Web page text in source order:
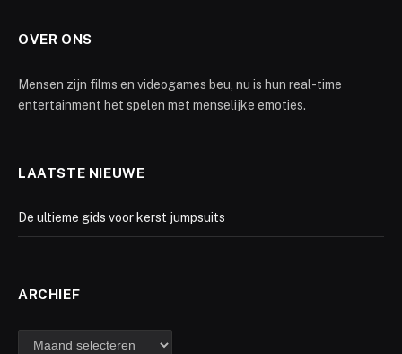
OVER ONS
Mensen zijn films en videogames beu, nu is hun real-time
entertainment het spelen met menselijke emoties.
LAATSTE NIEUWE
De ultieme gids voor kerst jumpsuits
ARCHIEF
Archief